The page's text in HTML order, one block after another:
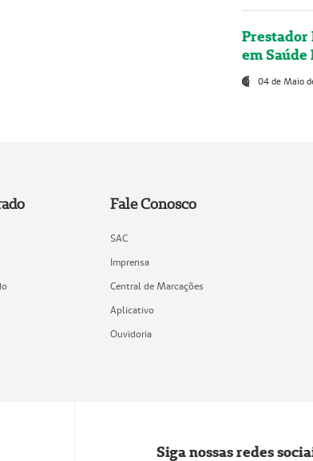
Prestador
em
04 de Maio
Fale Conosco
SAC
Imprensa
Central de Marcações
Aplicativo
Ouvidoria
Siga nossas redes